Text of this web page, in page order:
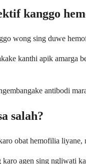
kanggo
wong sing duwe
kanthi apik amarga
antibodi
salah?
obat hemofilia
agen sing ngliwati